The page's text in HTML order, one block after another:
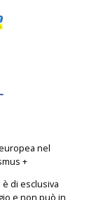
nel
+
di esclusiva
e non può in